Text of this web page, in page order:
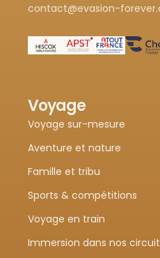
contact@evasion-
Voyage
Voyage sur-mesure
Aventure et nature
Famille et tribu
Sports & compétitions
Voyage en train
Immersion dans nos